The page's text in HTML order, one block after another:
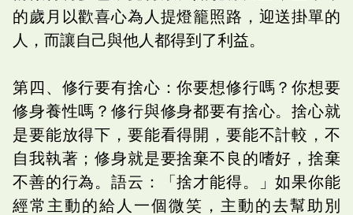
的歲月以歡喜心為人提燈籠照路，迎送掛單的
人，而讓自己與他人都得到了利益。
第四、修行要有捨心：你要想修行嗎？你想要
修身養性嗎？修行與修身都要有捨心。捨心就
是要能放得下，要能看得開，要能不計較，不
自我執著；修身就是要捨棄不良的嗜好，捨棄
不善的行為。語云：「捨才能得。」如果你能
經常主動的給人一個微笑，主動的去幫助別